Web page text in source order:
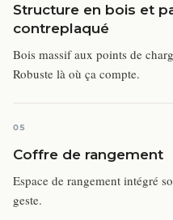
Structure en bois et
contreplaqué
Bois massif aux points de
Robuste là où ça compte.
05
Coffre de rangement
Espace de rangement intégré
geste.